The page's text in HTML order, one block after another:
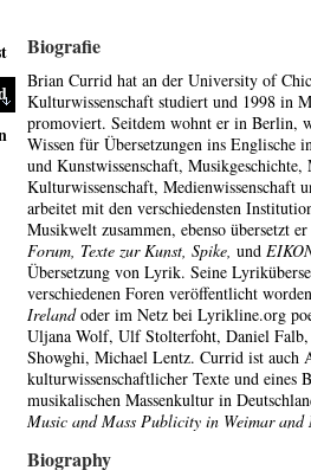
Biografie
Brian Currid hat an der University of
Kulturwissenschaft studiert und 1998 in
promoviert. Seitdem wohnt er in Berlin,
Wissen für Übersetzungen ins Englische
und Kunstwissenschaft,
Kulturwissenschaft, Medienwissenschaft
arbeitet mit den verschiedensten
Musikwelt zusammen, ebenso übersetzt
Forum, Texte zur Kunst, Spike, und
Übersetzung von Lyrik. Seine
verschiedenen Foren veröffentlicht
Irelandoder im Netz bei Lyrikline.org
Uljana Wolf, Ulf Stolterfoht, Daniel Falb,
Showghi, Michael Lentz. Currid ist auch
kulturwissenschaftlicher Texte und eines
musikalischen Massenkultur in
Music and Mass Publicity in Weimar and
Biography